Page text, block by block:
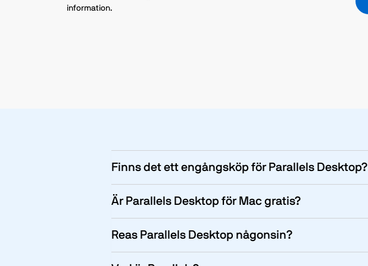
information.
Finns det ett engångsköp för Parallels Desktop?
Är Parallels Desktop för Mac gratis?
Reas Parallels Desktop någonsin?